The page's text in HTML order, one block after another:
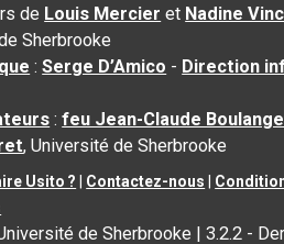
de Louis Mercier et Nadine
Sherbrooke
:Serge D’Amico - Direction
:feu Jean-Claude
, Université de Sherbrooke
Usito ? Contactez-nous
de Sherbrooke |3.2.2 -